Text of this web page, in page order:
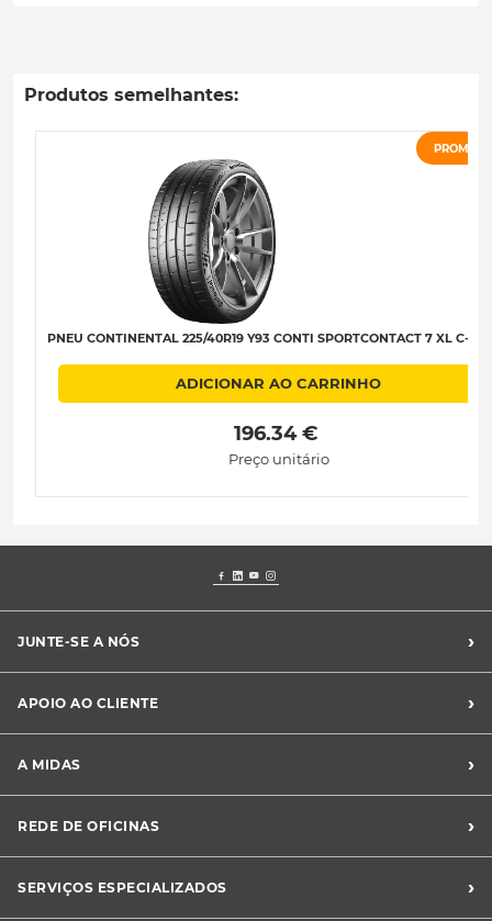
Produtos semelhantes:
PNEU CONTINENTAL 225/40R19 Y93 CONTI SPORTCONTACT 7 XL C-A-
ADICIONAR AO CARRINHO
196.34 €
Preço unitário
JUNTE-SE A NÓS ›
Franchising Midas
APOIO AO CLIENTE ›
Livro de Reclamações
Canal de Denúncias
Perguntas Frequentes
A MIDAS ›
Sustentabilidade
Notícias Midas
REDE DE OFICINAS ›
SERVIÇOS ESPECIALIZADOS
›